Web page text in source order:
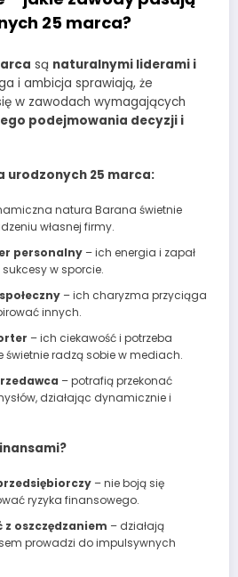
25 marca?
są naturalnymi liderami i
i ambicja sprawiają, że
w zawodach wymagających
podejmowania decyzji i
urodzonych 25 marca:
natura Barana świetnie
własnej firmy.
personalny– ich energia i zapał
w sporcie.
– ich charyzma przyciąga
innych.
– ich ciekawość i potrzeba
świetnie radzą sobie w mediach.
– potrafią przekonać
działając dynamicznie i
– nie boją się
ryzyka finansowego.
oszczędzaniem – działają
prowadzi do impulsywnych